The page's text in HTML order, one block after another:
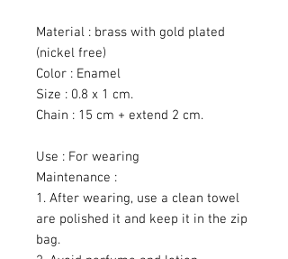
Material : brass with gold plated
(nickel free)
Color : Enamel
Size : 0.8 x 1 cm.
Chain : 15 cm + extend 2 cm.
Use : For wearing
Maintenance :
1. After wearing, use a clean towel
are polished it and keep it in the zip
bag.